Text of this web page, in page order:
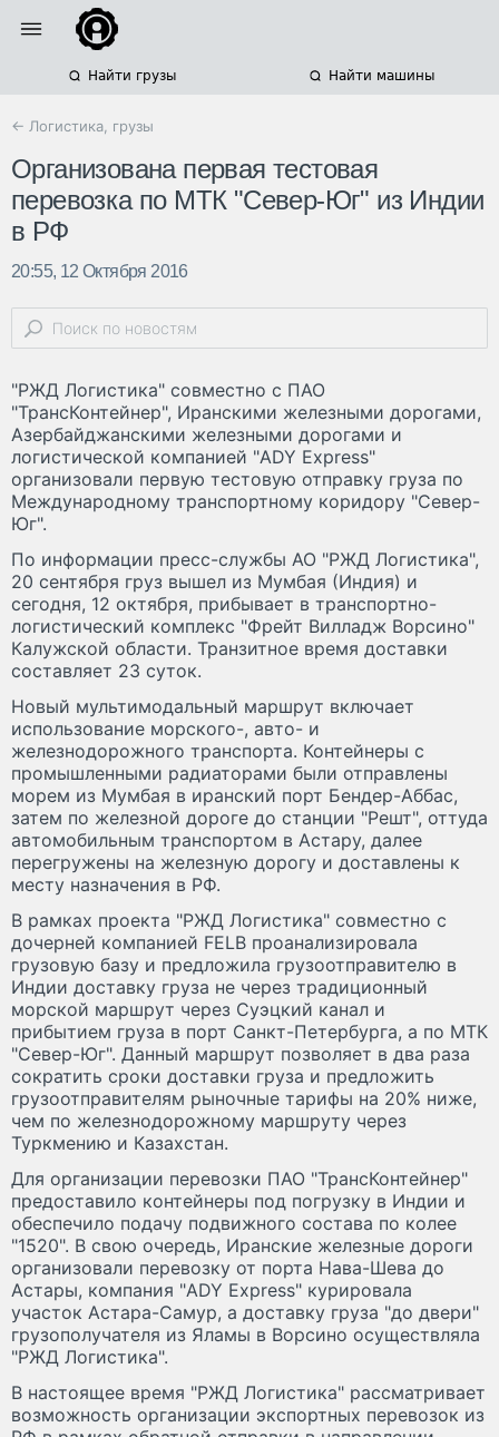
Найти грузы Найти машины
← Логистика, грузы
Организована первая тестовая
перевозка по МТК "Север-Юг" из Индии
в РФ
20:55, 12 Октября 2016
"РЖД Логистика" совместно с ПАО
"ТрансКонтейнер", Иранскими железными дорогами,
Азербайджанскими железными дорогами и
логистической компанией "ADY Express"
организовали первую тестовую отправку груза по
Международному транспортному коридору "Север-
Юг".
По информации пресс-службы АО "РЖД Логистика",
20 сентября груз вышел из Мумбая (Индия) и
сегодня, 12 октября, прибывает в транспортно-
логистический комплекс "Фрейт Вилладж Ворсино"
Калужской области. Транзитное время доставки
составляет 23 суток.
Новый мультимодальный маршрут включает
использование морского-, авто- и
железнодорожного транспорта. Контейнеры с
промышленными радиаторами были отправлены
морем из Мумбая в иранский порт Бендер-Аббас,
затем по железной дороге до станции "Решт", оттуда
автомобильным транспортом в Астару, далее
перегружены на железную дорогу и доставлены к
месту назначения в РФ.
В рамках проекта "РЖД Логистика" совместно с
дочерней компанией FELB проанализировала
грузовую базу и предложила грузоотправителю в
Индии доставку груза не через традиционный
морской маршрут через Суэцкий канал и
прибытием груза в порт Санкт-Петербурга, а по МТК
"Север-Юг". Данный маршрут позволяет в два раза
сократить сроки доставки груза и предложить
грузоотправителям рыночные тарифы на 20% ниже,
чем по железнодорожному маршруту через
Туркмению и Казахстан.
Для организации перевозки ПАО "ТрансКонтейнер"
предоставило контейнеры под погрузку в Индии и
обеспечило подачу подвижного состава по колее
"1520". В свою очередь, Иранские железные дороги
организовали перевозку от порта Нава-Шева до
Астары, компания "ADY Express" курировала
участок Астара-Самур, а доставку груза "до двери"
грузополучателя из Яламы в Ворсино осуществляла
"РЖД Логистика".
В настоящее время "РЖД Логистика" рассматривает
возможность организации экспортных перевозок из